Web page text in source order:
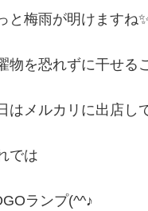
と梅雨が明けますね
物を恐れずに干せる
はメルカリに出店し
では
ランプ(^^♪